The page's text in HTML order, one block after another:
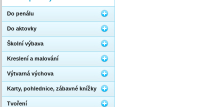
Do penálu
Do aktovky
Školní výbava
Kreslení a malování
Výtvarná výchova
Karty, pohlednice, zábavné knížky
Tvoření